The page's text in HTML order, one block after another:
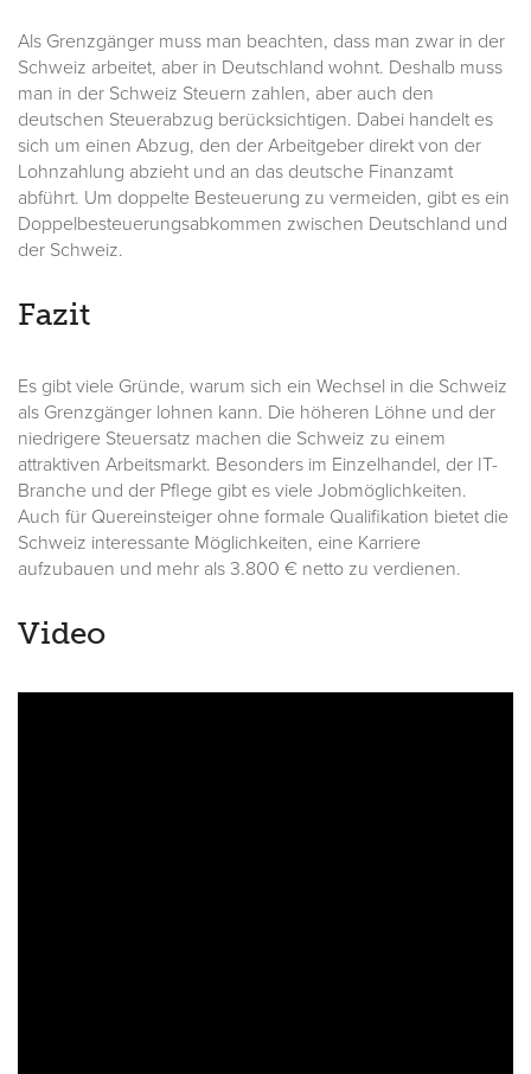
Als Grenzgänger muss man beachten, dass man zwar in der
Schweiz arbeitet, aber in Deutschland wohnt. Deshalb muss
man in der Schweiz Steuern zahlen, aber auch den
deutschen Steuerabzug berücksichtigen. Dabei handelt es
sich um einen Abzug, den der Arbeitgeber direkt von der
Lohnzahlung abzieht und an das deutsche Finanzamt
abführt. Um doppelte Besteuerung zu vermeiden, gibt es ein
Doppelbesteuerungsabkommen zwischen Deutschland und
der Schweiz.
Fazit
Es gibt viele Gründe, warum sich ein Wechsel in die Schweiz
als Grenzgänger lohnen kann. Die höheren Löhne und der
niedrigere Steuersatz machen die Schweiz zu einem
attraktiven Arbeitsmarkt. Besonders im Einzelhandel, der IT-
Branche und der Pflege gibt es viele Jobmöglichkeiten.
Auch für Quereinsteiger ohne formale Qualifikation bietet die
Schweiz interessante Möglichkeiten, eine Karriere
aufzubauen und mehr als 3.800 € netto zu verdienen.
Video